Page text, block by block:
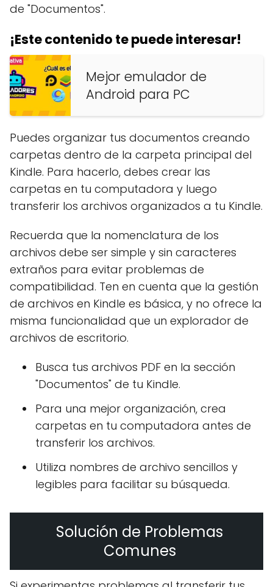
de "Documentos".
¡Este contenido te puede interesar!
Mejor emulador de
Android para PC
Puedes organizar tus documentos creando
carpetas dentro de la carpeta principal del
Kindle. Para hacerlo, debes crear las
carpetas en tu computadora y luego
transferir los archivos organizados a tu Kindle.
Recuerda que la nomenclatura de los
archivos debe ser simple y sin caracteres
extraños para evitar problemas de
compatibilidad. Ten en cuenta que la gestión
de archivos en Kindle es básica, y no ofrece la
misma funcionalidad que un explorador de
archivos de escritorio.
Busca tus archivos PDF en la sección
"Documentos" de tu Kindle.
Para una mejor organización, crea
carpetas en tu computadora antes de
transferir los archivos.
Utiliza nombres de archivo sencillos y
legibles para facilitar su búsqueda.
Solución de Problemas
Comunes